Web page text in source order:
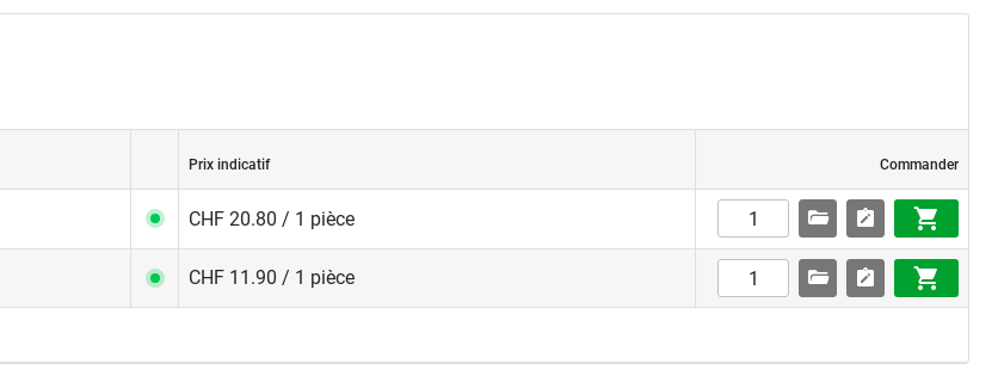
Prix indicatif Commander
CHF 20.80 / 1 pièce
CHF 11.90 / 1 pièce